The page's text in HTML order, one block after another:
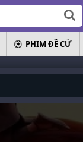
PHIM ĐỀ CỬ